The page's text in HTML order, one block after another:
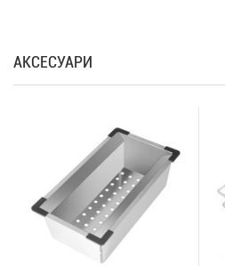
АКСЕСУАРИ